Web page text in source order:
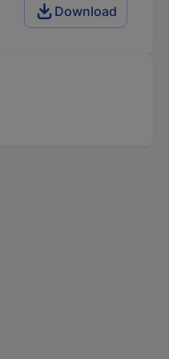
Download